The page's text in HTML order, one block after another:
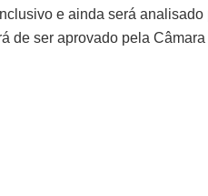
e ainda será
de ser aprovado pela